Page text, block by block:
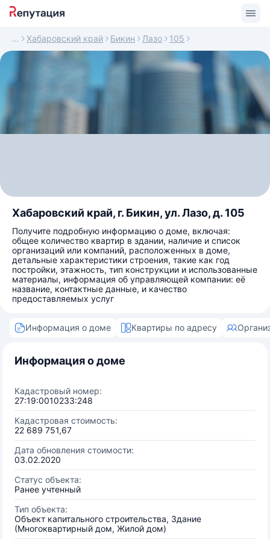
Хабаровский край Бикин Лазо 105
Хабаровский край, г. Бикин, ул. Лазо, д. 105
Получите подробную информацию о доме, включая:
общее количество квартир в здании, наличие и список
организаций или компаний, расположенных в доме,
детальные характеристики строения, такие как год
постройки, этажность, тип конструкции и использованные
материалы, информация об управляющей компании: её
название, контактные данные, и качество
предоставляемых услуг
Информация о доме Квартиры по адресу
Информация о доме
Кадастровый номер:
27:19:0010233:248
Кадастровая стоимость:
22 689 751,67
Дата обновления стоимости:
03.02.2020
Статус объекта:
Ранее учтенный
Тип объекта:
Объект капитального строительства, Здание
(Многоквартирный дом, Жилой дом)